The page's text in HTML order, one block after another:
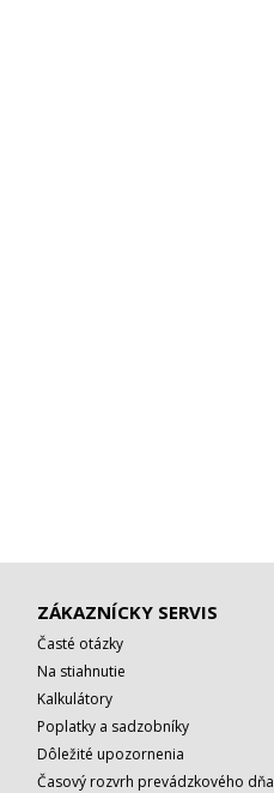
ZÁKAZNÍCKY SERVIS
Časté otázky
Na stiahnutie
Kalkulátory
Poplatky a sadzobníky
Dôležité upozornenia
Časový rozvrh prevádzkového dňa